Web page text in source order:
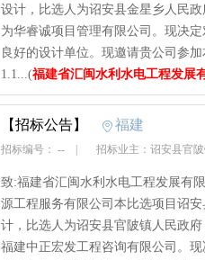
设计，比选人为诏安县金星乡人民
为华睿诚项目管理有限公司。现决
良好的设计单位。现邀请贵公司参
1.1...(福建省汇闽水利水电工程发展
【招标公告】 福建
招标编号： -- 招标业主：诏安县官
致:福建省汇闽水利水电工程发展有
源工程服务有限公司本比选项目诏
计，比选人为诏安县官陂镇人民政
福建中正宏发工程咨询有限公司。